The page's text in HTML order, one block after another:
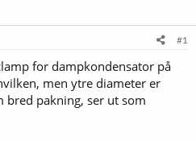
#1
for dampkondensator på
men ytre diameter er
bred pakning, ser ut som